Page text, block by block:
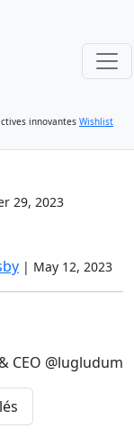
innovantes Wishlist
29, 2023
| May 12, 2023
CEO @lugludum